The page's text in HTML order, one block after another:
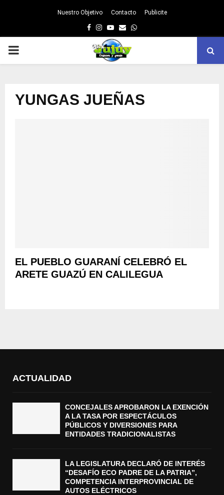
Nuestro Objetivo Contacto Publicite
Facebook
Instagram
Youtube
EmailWhatsapp
PRIMARY
YUNGAS JUEÑAS
EL PUEBLO GUARANÍ CELEBRÓ EL
ARETE GUAZÚ EN CALILEGUA
ACTUALIDAD
CONCEJALES APROBARON LA EXENCIÓN
A LA TASA POR ESPECTÁCULOS
PÚBLICOS Y DIVERSIONES PARA
ENTIDADES TRADICIONALISTAS
LA LEGISLATURA DECLARÓ DE INTERÉS
“DESAFÍO ECO PADRE DE LA PATRIA”,
COMPETENCIA INTERPROVINCIAL DE
AUTOS ELÉCTRICOS